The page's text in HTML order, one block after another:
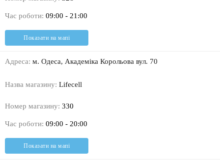
Час роботи: 09:00 - 21:00
Показати на мапі
Адреса: м. Одеса, Академіка Корольова вул. 70
Назва магазину: Lifecell
Номер магазину: 330
Час роботи: 09:00 - 20:00
Показати на мапі